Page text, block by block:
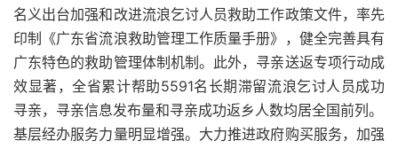
名义出台加强和改进流浪乞讨人员救助工作政策文件，率先
印制《广东省流浪救助管理工作质量手册》，健全完善具有
广东特色的救助管理体制机制。此外，寻亲送返专项行动成
效显著，全省累计帮助5591名长期滞留流浪乞讨人员成功
寻亲，寻亲信息发布量和寻亲成功返乡人数均居全国前列。
基层经办服务力量明显增强。大力推进政府购买服务，加强